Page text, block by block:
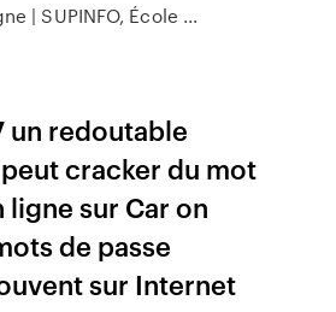
| SUPINFO, École ...
un redoutable
cracker du mot
ligne sur Car on
de passe
sur Internet